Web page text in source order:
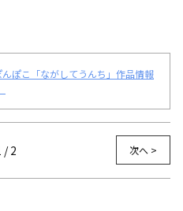
ぽこ「ながしてうんち」作品情報
/ 2 次へ >